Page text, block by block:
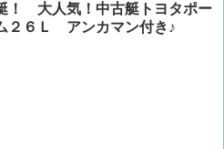
！ 大人気！中古艇トヨタポー
２６Ｌ アンカマン付き♪